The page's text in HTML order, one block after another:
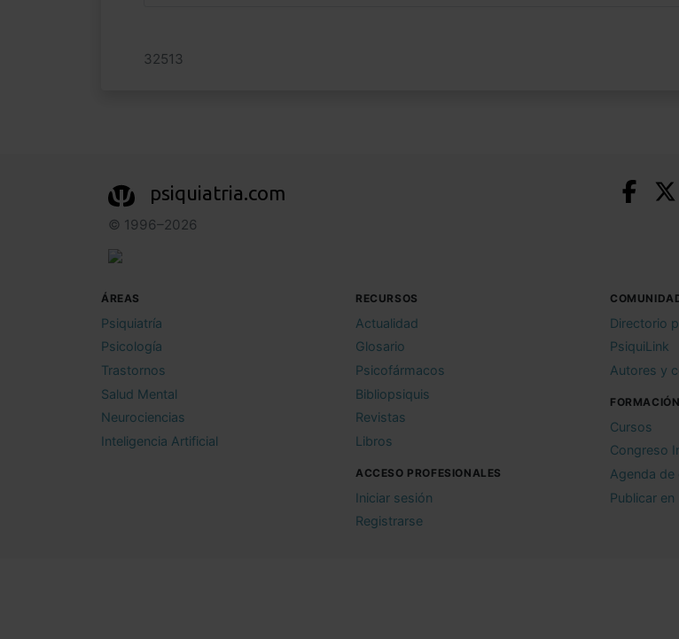
32513
psiquiatria.com
© 1996–2026
ÁREAS
Psiquiatría
Psicología
Trastornos
Salud Mental
Neurociencias
Inteligencia Artificial
RECURSOS
Actualidad
Glosario
Psicofármacos
Bibliopsiquis
Revistas
Libros
ACCESO PROFESIONALES
Iniciar sesión
Registrarse
Directorio
PsiquiLink
Autores y
Cursos
Congreso
Agenda
Publicar